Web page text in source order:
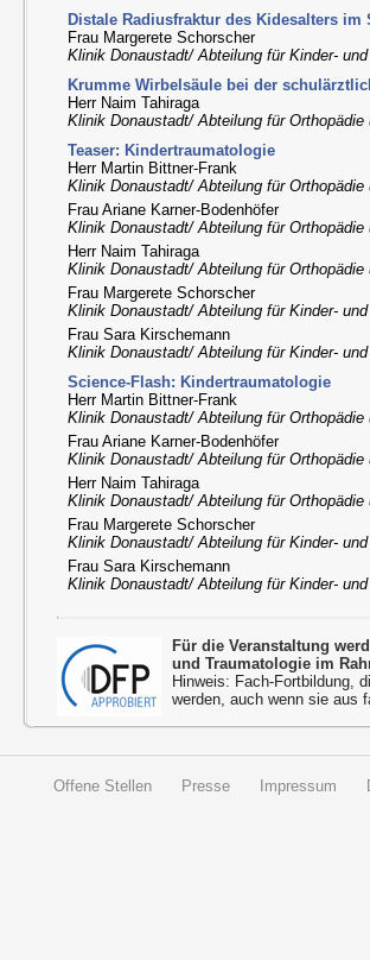
Distale Radiusfraktur des Kidesalters im
Frau Margerete Schorscher
Klinik Donaustadt/ Abteilung für Kinder-
Krumme Wirbelsäule bei der
Herr Naim Tahiraga
Klinik Donaustadt/ Abteilung für Orthopädie
Teaser: Kindertraumatologie
Herr Martin Bittner-Frank
Klinik Donaustadt/ Abteilung für Orthopädie
Frau Ariane Karner-Bodenhöfer
Klinik Donaustadt/ Abteilung für Orthopädie
Herr Naim Tahiraga
Klinik Donaustadt/ Abteilung für Orthopädie
Frau Margerete Schorscher
Klinik Donaustadt/ Abteilung für Kinder-
Frau Sara Kirschemann
Klinik Donaustadt/ Abteilung für Kinder-
Science-Flash: Kindertraumatologie
Herr Martin Bittner-Frank
Klinik Donaustadt/ Abteilung für Orthopädie
Frau Ariane Karner-Bodenhöfer
Klinik Donaustadt/ Abteilung für Orthopädie
Herr Naim Tahiraga
Klinik Donaustadt/ Abteilung für Orthopädie
Frau Margerete Schorscher
Klinik Donaustadt/ Abteilung für Kinder-
Frau Sara Kirschemann
Klinik Donaustadt/ Abteilung für Kinder-
Für die Veranstaltung
und Traumatologie im
Hinweis: Fach-Fortbildung,
werden, auch wenn sie aus
Offene Stellen Presse Impressum